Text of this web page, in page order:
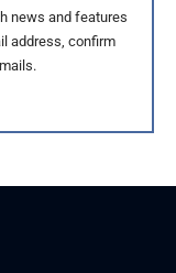
news and features
address, confirm